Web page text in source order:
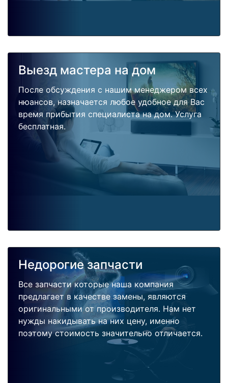
Выезд мастера на дом
После обсуждения с нашим менеджером всех
нюансов, назначается любое удобное для Вас
время прибытия специалиста на дом. Услуга
бесплатная.
Недорогие запчасти
Все запчасти которые наша компания
предлагает в качестве замены, являются
оригинальными от производителя. Нам нет
нужды накидывать на них цену, именно
поэтому стоимость значительно отличается.